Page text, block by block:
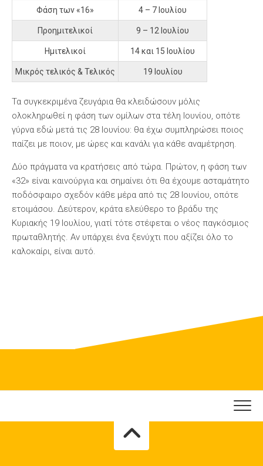
Φάση των «16» 4 – 7 Ιουλίου
Προημιτελικοί 9 – 12 Ιουλίου
Ημιτελικοί 14 και 15 Ιουλίου
Μικρός τελικός & Τελικός 19 Ιουλίου
Τα συγκεκριμένα ζευγάρια θα κλειδώσουν μόλις
ολοκληρωθεί η φάση των ομίλων στα τέλη Ιουνίου, οπότε
γύρνα εδώ μετά τις 28 Ιουνίου: θα έχω συμπληρώσει ποιος
παίζει με ποιον, με ώρες και κανάλι για κάθε αναμέτρηση.
Δύο πράγματα να κρατήσεις από τώρα. Πρώτον, η φάση των
«32» είναι καινούργια και σημαίνει ότι θα έχουμε ασταμάτητο
ποδόσφαιρο σχεδόν κάθε μέρα από τις 28 Ιουνίου, οπότε
ετοιμάσου. Δεύτερον, κράτα ελεύθερο το βράδυ της
Κυριακής 19 Ιουλίου, γιατί τότε στέφεται ο νέος παγκόσμιος
πρωταθλητής. Αν υπάρχει ένα ξενύχτι που αξίζει όλο το
καλοκαίρι, είναι αυτό.